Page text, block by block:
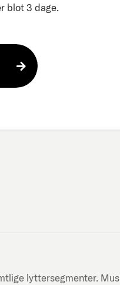
blot 3 dage.​
lyttersegmenter.